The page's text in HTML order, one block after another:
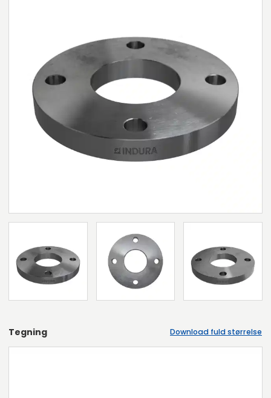
Tegning Download fuld størrelse